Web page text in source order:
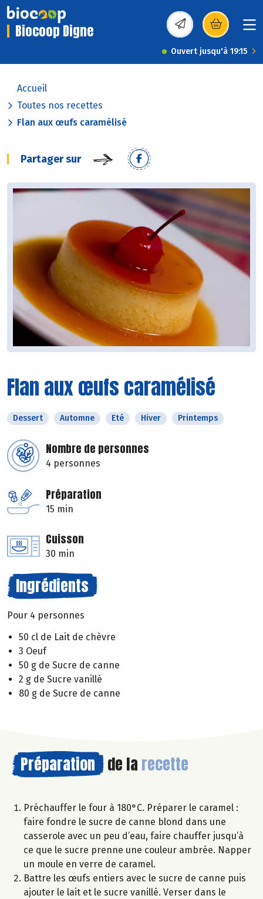
Biocoop Digne (s’ouvre dans une
Ouvert jusqu'à 19:15
Accueil
Toutes nos recettes
Flan aux œufs caramélisé
Partager sur
Flan aux œufs caramélisé
Dessert Automne Eté Hiver Printemps
Nombre de personnes
4 personnes
Préparation
15 min
Cuisson
30 min
Ingrédients
Pour 4 personnes
50 cl de Lait de chèvre
3 Oeuf
50 g de Sucre de canne
2 g de Sucre vanillé
80 g de Sucre de canne
Préparation de la recette
Préchauffer le four à 180°C. Préparer le caramel :
faire fondre le sucre de canne blond dans une
casserole avec un peu d’eau, faire chauffer jusqu’à
ce que le sucre prenne une couleur ambrée. Napper
un moule en verre de caramel.
Battre les œufs entiers avec le sucre de canne puis
ajouter le lait et le sucre vanillé. Verser dans le